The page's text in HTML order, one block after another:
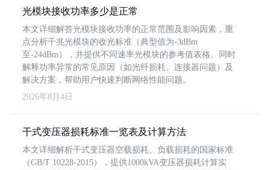
光模块接收功率多少是正常
本文详细解答光模块接收功率的正常范围及影响因素，重
点分析千兆光模块的收光标准（典型值为-3dBm
至-24dBm），并提供不同速率光模块的参考值表格。同时
解释功率异常的常见原因（如光纤损耗、连接器问题）及
解决方案，帮助用户快速判断网络性能问题。
2026年8月4日
干式变压器损耗标准一览表及计算方法
本文详细解析干式变压器空载损耗、负载损耗的国家标准
（GB/T 10228-2015），提供1000kVA变压器损耗计算实